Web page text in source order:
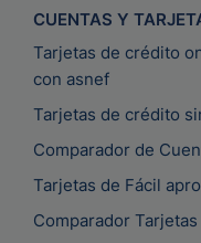
CUENTAS Y
Tarjetas de crédito
con asnef
Tarjetas de crédito
Comparador de
Tarjetas de Fácil
Comparador